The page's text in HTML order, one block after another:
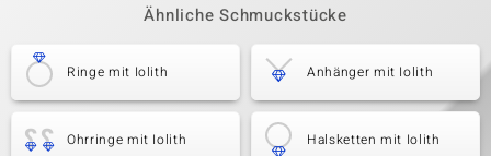
Ähnliche Schmuckstücke
Ringe mit Iolith Anhänger mit Iolith
Ohrringe mit Iolith Halsketten mit Iolith